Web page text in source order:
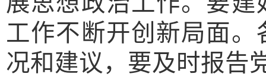
工作不断开创新局面
况和建议，要及时报告